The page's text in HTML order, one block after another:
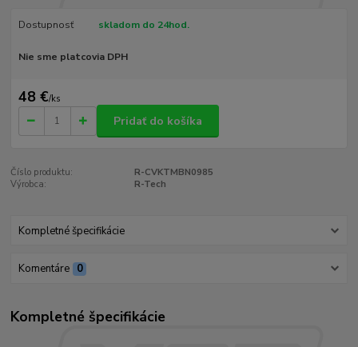
Dostupnosť skladom do 24hod.
Nie sme platcovia DPH
48 €/ks
Pridať do košíka
Číslo produktu:
R-CVKTMBN0985
Výrobca:
R-Tech
Kompletné špecifikácie
Komentáre 0
Kompletné špecifikácie